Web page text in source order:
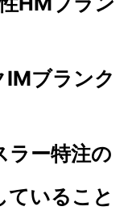
ブランク
ラー特注の
いること